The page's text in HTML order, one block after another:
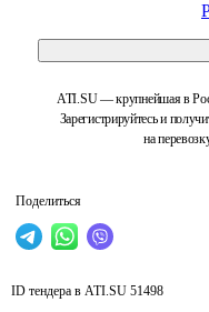
ATI.SU — крупнейшая в
Зарегистрируйтесь и
на
Поделиться
ID тендера в ATI.SU 51498